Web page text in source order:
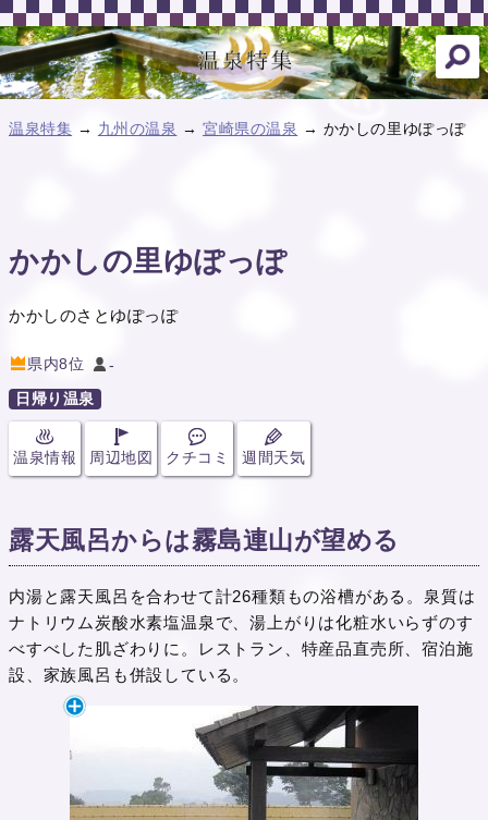
温泉特集 → 九州の温泉 →宮崎県の温泉 → かかしの里ゆぽっぽ
かかしの里ゆぽっぽ
かかしのさとゆぽっぽ
県内8位 -
日帰り温泉
温泉情報 周辺地図 クチコミ 週間天気
露天風呂からは霧島連山が望める
内湯と露天風呂を合わせて計26種類もの浴槽がある。泉質は
ナトリウム炭酸水素塩温泉で、湯上がりは化粧水いらずのす
べすべした肌ざわりに。レストラン、特産品直売所、宿泊施
設、家族風呂も併設している。